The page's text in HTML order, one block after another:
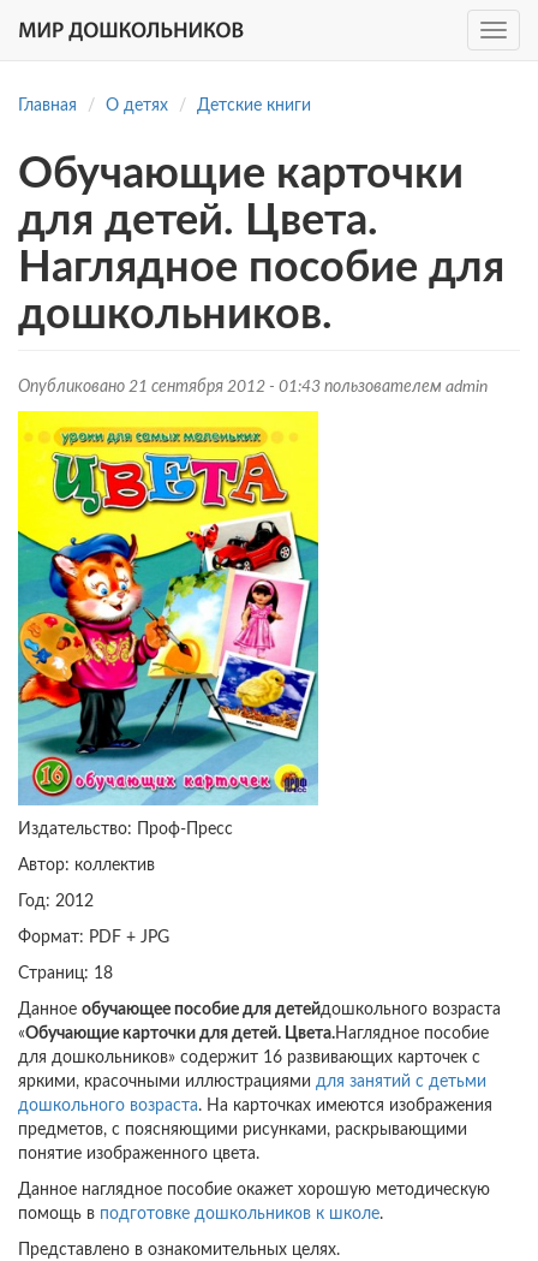
Toggle
Главная О детях Детские книги
Обучающие карточки
для детей. Цвета.
Наглядное пособие для
дошкольников.
Опубликовано 21 сентября 2012 - 01:43 пользователем admin
Издательство: Проф-Пресс
Автор: коллектив
Год: 2012
Формат: PDF + JPG
Страниц: 18
Данное обучающее пособие для детейдошкольного возраста
«Обучающие карточки для детей. Цвета.Наглядное пособие
для дошкольников» содержит 16 развивающих карточек с
яркими, красочными иллюстрациями для занятий с детьми
дошкольного возраста. На карточках имеются изображения
предметов, с поясняющими рисунками, раскрывающими
понятие изображенного цвета.
Данное наглядное пособие окажет хорошую методическую
помощь в подготовке дошкольников к школе.
Представлено в ознакомительных целях.